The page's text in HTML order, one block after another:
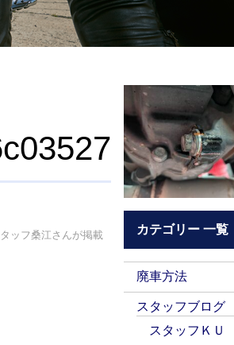
ッフ桑江さんが掲載 カテゴリー 一覧
廃車方法
スタッフブログ
スタッフＫＵ